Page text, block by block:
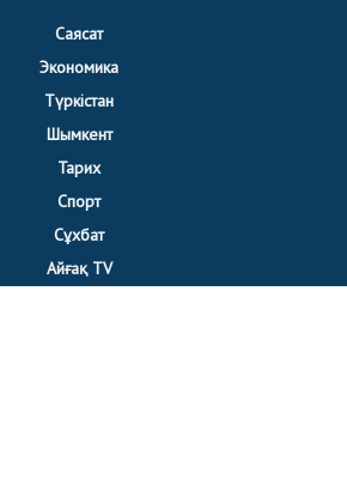
Саясат
Экономика
Түркістан
Шымкент
Тарих
Спорт
Сұхбат
Айғақ TV